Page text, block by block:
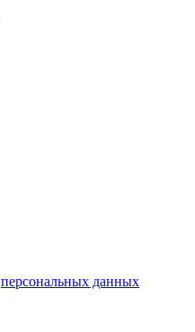
персональных данных